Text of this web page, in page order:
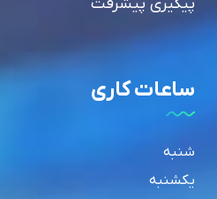
پیگیری پیشرفت
ساعات کاری
شنبه
یکشنبه